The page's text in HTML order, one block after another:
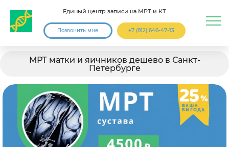
Единый центр записи на МРТ и КТ
Позвонить мне +7 (812) 646-47-13
МРТ матки и яичников дешево в Санкт-
Петербурге